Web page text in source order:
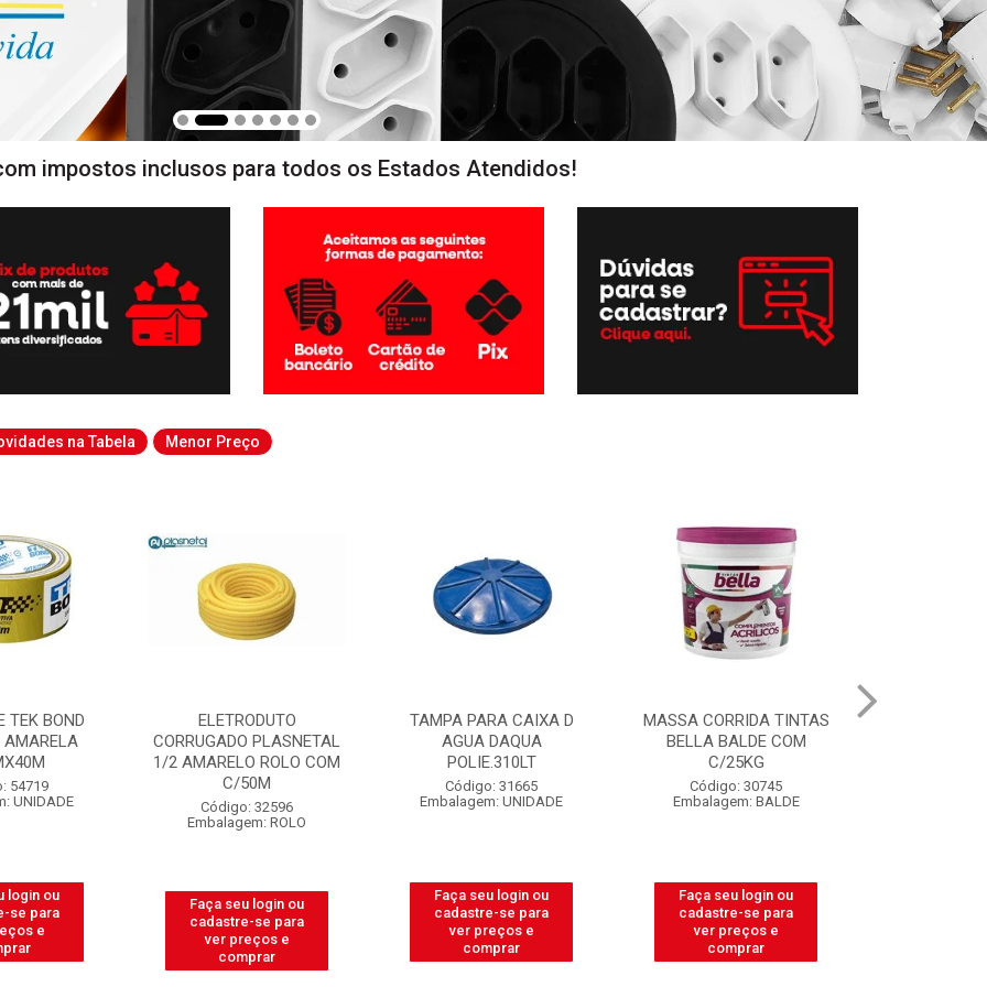
impostos inclusos para todos os Estados Atendidos!
na Tabela Menor Preço
PLASNETAL
ROLO COM
32596
login ou
se para
e
TAMPA PARA CAIXA D
AGUA DAQUA
POLIE.310LT
Código: 31665
Embalagem: UNIDADE
Faça seu login ou
cadastre-se para
ver preços e
comprar
MASSA CORRIDA TINTAS
BELLA BALDE COM
C/25KG
Código: 30745
Embalagem: BALDE
Faça seu login ou
cadastre-se para
ver preços e
comprar
CAIXA PARA MASSA DE
PEDREIRO LUCONI 18
LITROS
Código: 39460
Embalagem: UNIDADE
Faça seu login ou
cadastre-se para
ver preços e
comprar